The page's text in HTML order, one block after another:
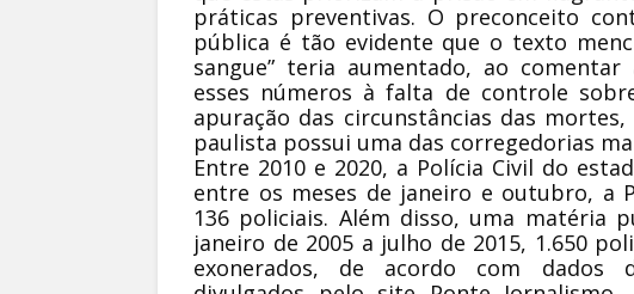
práticas preventivas. O preconceito
pública é tão evidente que o texto
sangue” teria aumentado, ao
esses números à falta de controle
apuração das circunstâncias das
paulista possui uma das corregedorias
Entre 2010 e 2020, a Polícia Civil do
entre os meses de janeiro e outubro, a
136 policiais. Além disso, uma matéria
janeiro de 2005 a julho de 2015, 1.650
exonerados, de acordo com dados